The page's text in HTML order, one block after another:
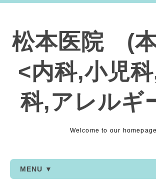
松本医院 (
<内科,小児
科,アレルギ
Welcome to our homepage
MENU ▼